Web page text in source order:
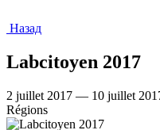
Назад
Labcitoyen 2017
2 juillet 2017 — 10 juillet
Régions